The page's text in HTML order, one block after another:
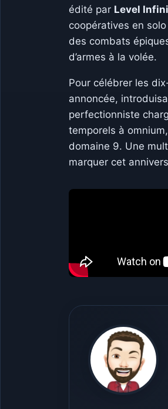
édité par Level
coopératives en
des combats
d’armes à la volée.
Pour célébrer les
annoncée,
perfectionniste
temporels à
domaine 9. Une
marquer cet